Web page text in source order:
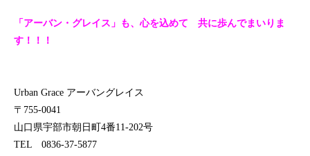
「アーバン・グレイス」も、心を込めて 共に歩んでまいりま
す！！！
Urban Grace アーバングレイス
〒755-0041
山口県宇部市朝日町4番11-202号
TEL 0836-37-5877